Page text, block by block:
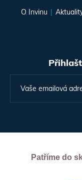
O Invinu
Patříme do